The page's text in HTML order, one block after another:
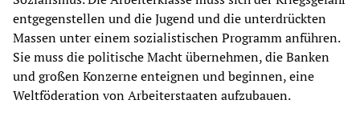
entgegenstellen und die Jugend und die unterdrückten
Massen unter einem sozialistischen Programm anführen.
Sie muss die politische Macht übernehmen, die Banken
und großen Konzerne enteignen und beginnen, eine
Weltföderation von Arbeiterstaaten aufzubauen.